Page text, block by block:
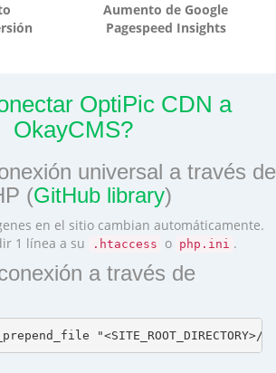
Aumento de Google
Pagespeed Insights
OptiPic CDN a
OkayCMS?
universal a través de
(GitHub library)
en el sitio cambian automáticamente.
1 línea a su
.htaccess o php.ini .
a través de